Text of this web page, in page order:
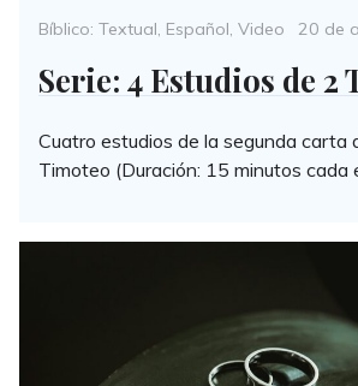
Categories
Bíblico: Textual, Español, Video
Posted
20 de
Serie: 4 Estudios de 2
Cuatro estudios de la segunda carta
Timoteo (Duración: 15 minutos cada